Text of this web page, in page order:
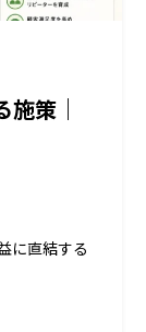
策｜
に直結する